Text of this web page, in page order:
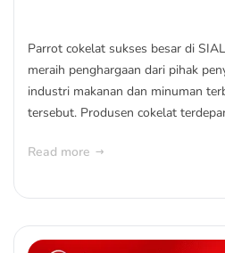
Parrot cokelat sukses besar di
meraih penghargaan dari pihak
industri makanan dan minuman
tersebut. Produsen cokelat
Read more